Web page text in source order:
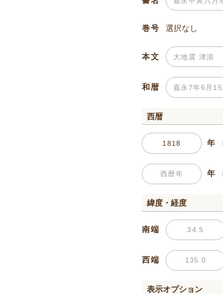
巻号
本文
和暦
西暦
年
年
緯度・経度
南端
西端
表示オプション